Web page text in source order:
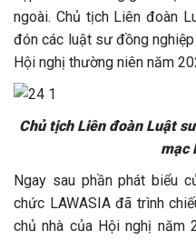
ngoài. Chủ tịch Liên đoàn
đón các luật sư đồng
Hội nghị thường niên năm
Chủ tịch Liên đoàn Luật
mạc
Ngay sau phần phát biểu
chức LAWASIA đã trình
chủ nhà của Hội nghị năm